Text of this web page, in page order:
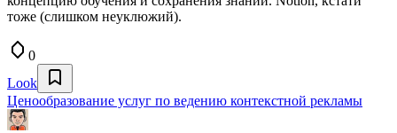
тоже (слишком неуклюжий).
0
Look
Ценообразование услуг по ведению контекстной рекламы